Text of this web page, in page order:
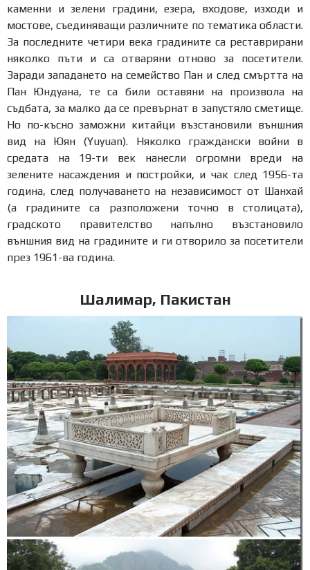
каменни и зелени градини, езера, входове, изходи и
мостове, съединяващи различните по тематика области.
За последните четири века градините са реставрирани
няколко пъти и са отваряни отново за посетители.
Заради западането на семейство Пан и след смъртта на
Пан Юндуана, те са били оставяни на произвола на
съдбата, за малко да се превърнат в запустяло сметище.
Но по-късно заможни китайци възстановили външния
вид на Юян (Yuyuan). Няколко граждански войни в
средата на 19-ти век нанесли огромни вреди на
зелените насаждения и постройки, и чак след 1956-та
година, след получаването на независимост от Шанхай
(а градините са разположени точно в столицата),
градското правителство напълно възстановило
външния вид на градините и ги отворило за посетители
през 1961-ва година.
Шалимар, Пакистан